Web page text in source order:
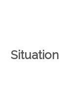
Situation